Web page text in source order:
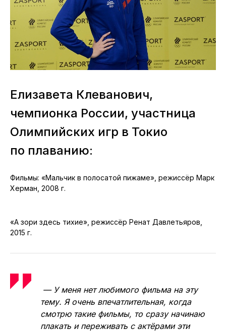
Елизавета Клеванович,
чемпионка России, участница
Олимпийских игр в Токио
по плаванию:
Фильмы: «Мальчик в полосатой пижаме», режиссёр Марк
Херман, 2008 г.
«А зори здесь тихие», режиссёр Ренат Давлетьяров,
2015 г.
— У меня нет любимого фильма на эту
тему. Я очень впечатлительная, когда
смотрю такие фильмы, то сразу начинаю
плакать и переживать с актёрами эти